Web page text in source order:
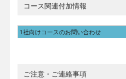
コース関連付加情報
1社向けコースのお問い合わせ
ご注意・ご連絡事項